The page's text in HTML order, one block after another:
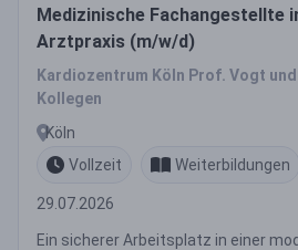
Medizinische Fachangestellte
Arztpraxis (m/w/d)
Kardiozentrum Köln Prof. Vogt und
Kollegen
Köln
Vollzeit
Weiterbildungen
29.07.2026
Ein sicherer Arbeitsplatz in einer